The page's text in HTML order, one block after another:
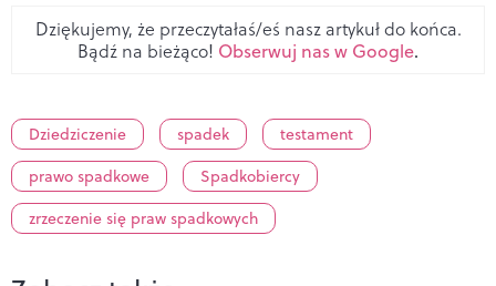
Dziękujemy, że przeczytałaś/eś nasz artykuł do końca.
Bądź na bieżąco! Obserwuj nas w Google.
Dziedziczenie spadek
testament
prawo spadkowe
Spadkobiercy
zrzeczenie się praw spadkowych